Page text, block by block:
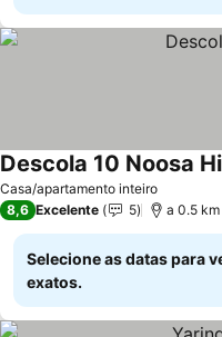
Casa/apartamento inteiro
Descola 10 Noosa
8,6 Excelente 5 a 0.5
Selecione as datas para
exatos.